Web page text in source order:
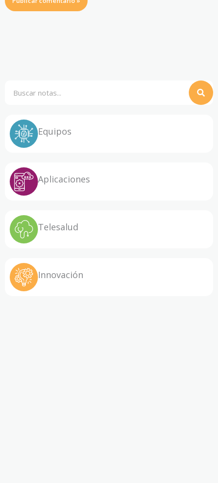
Equipos
Aplicaciones
Telesalud
Innovación